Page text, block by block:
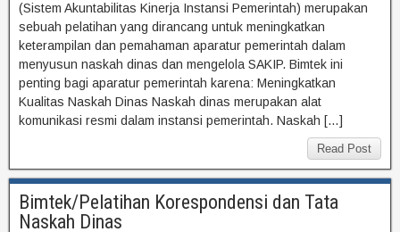
(Sistem Akuntabilitas Kinerja Instansi Pemerintah) merupakan
sebuah pelatihan yang dirancang untuk meningkatkan
keterampilan dan pemahaman aparatur pemerintah dalam
menyusun naskah dinas dan mengelola SAKIP. Bimtek ini
penting bagi aparatur pemerintah karena: Meningkatkan
Kualitas Naskah Dinas Naskah dinas merupakan alat
komunikasi resmi dalam instansi pemerintah. Naskah […]
Read Post
Bimtek/Pelatihan Korespondensi dan Tata
Naskah Dinas